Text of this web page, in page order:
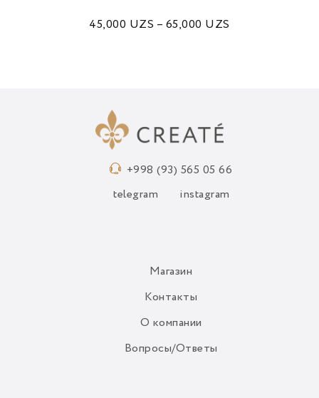
45,000 UZS – 65,000 UZS
+998 (93) 565 05 66
telegram instagram
Магазин
Контакты
О компании
Вопросы/Ответы